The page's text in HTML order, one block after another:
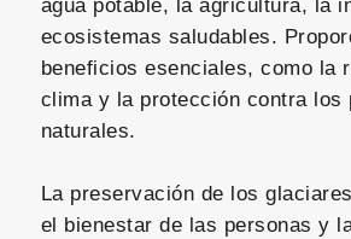
agua potable, la agricultura, la
ecosistemas saludables.
beneficios esenciales, como la
clima y la protección contra los
naturales.
La preservación de los
el bienestar de las personas y